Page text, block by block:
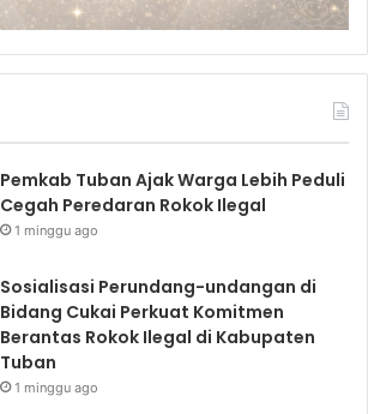
Pemkab Tuban Ajak Warga Lebih Peduli
Cegah Peredaran Rokok Ilegal
1 minggu ago
Sosialisasi Perundang-undangan di
Bidang Cukai Perkuat Komitmen
Berantas Rokok Ilegal di Kabupaten
Tuban
1 minggu ago